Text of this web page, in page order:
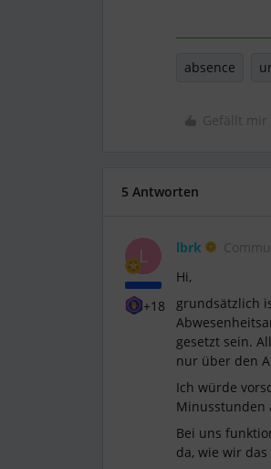
absence
Gefällt mir
5 Antworten
L
+18
lbrk
Hi,
grundsätzlich
gesetzt sein.
nur über den
Ich würde
Minusstunden
Bei uns
da, wie wir